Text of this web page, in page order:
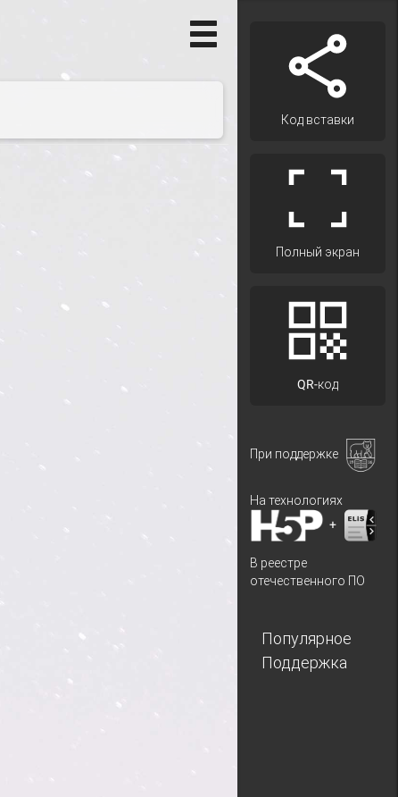
Код вставки
Полный экран
QR-код
При поддержке
На технологиях
+
В реестре
отечественного ПО
Популярное
Поддержка